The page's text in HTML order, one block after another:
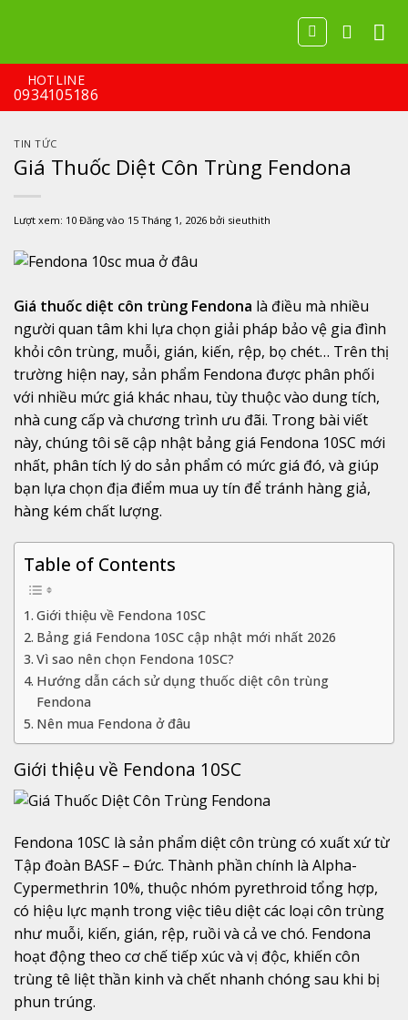
dungHOTLINE
0934105186
TIN TỨC
Giá Thuốc Diệt Côn Trùng Fendona
Lượt xem: 10 Đăng vào 15 Tháng 1, 2026 bởi sieuthith
Giá thuốc diệt côn trùng Fendona là điều mà nhiều
người quan tâm khi lựa chọn giải pháp bảo vệ gia đình
khỏi côn trùng, muỗi, gián, kiến, rệp, bọ chét… Trên thị
trường hiện nay, sản phẩm Fendona được phân phối
với nhiều mức giá khác nhau, tùythuộcvào dungtích,
nhà cungcấp và chươngtrình ưu đãi. Trong bài viết
này, chúngtôi sẽcập nhật bảng giá Fendona 10SC mới
nhất, phân tích lýdo sản phẩm có mức giá đó, và giúp
bạn lựa chọn địa điểm mua uytín đểtránh hàng giả,
hàng kém chất lượng.
Table of Contents
Giới thiệu về Fendona 10SC
Bảng giá Fendona 10SC cập nhật mới nhất 2026
Vì sao nên chọn Fendona 10SC?
Hướng dẫn cách sử dụng thuốc diệt côn trùng
Fendona
Nên mua Fendona ở đâu
Giới thiệu về Fendona 10SC
Fendona 10SC là sản phẩm diệtcôn trùngcó xuấtxứtừ
Tập đoàn BASF – Đức. Thành phần chính là Alpha-
Cypermethrin 10%, thuộc nhóm pyrethroid tổng hợp,
có hiệu lực mạnh trongviệctiêu diệtcác loại côn trùng
như muỗi, kiến, gián, rệp, ruồi và cả ve chó. Fendona
hoạt độngtheo cơchếtiếp xúcvà vị độc, khiến côn
trùngtê liệtthần kinh và chết nhanh chóngsau khi bị
phun trúng.